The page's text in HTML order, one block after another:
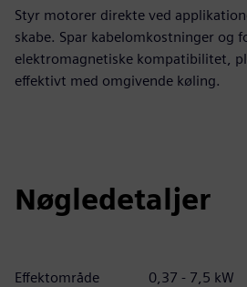
Styr motorer direkte ved
skabe. Spar kabelomkostninger og
elektromagnetiske kompatibilitet,
effektivt med omgivende køling.
Nøgledetaljer
Effektområde 0,37 - 7,5 kW